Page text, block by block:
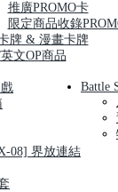
推廣PROMO卡
限定商品收錄
牌 & 漫畫卡牌
文OP商品
08] 界放連結
Battle